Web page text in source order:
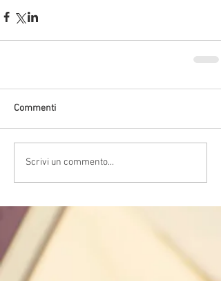
Commenti
Scrivi un commento...